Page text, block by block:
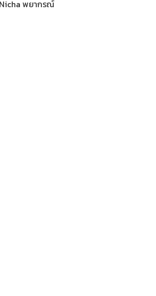
พยากรณ์